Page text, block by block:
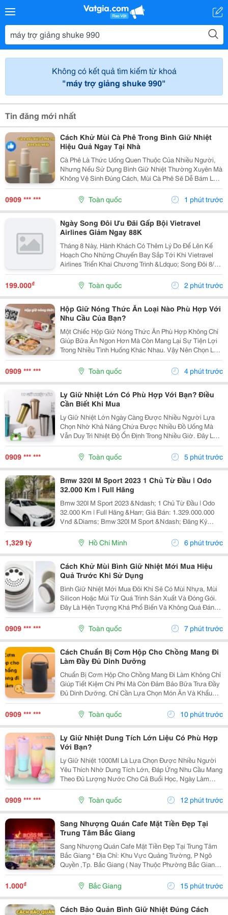
Không có kết quả tìm kiếm từ khoá
"máy trợ giảng shuke 990"
Tin đăng mới nhất
Cách Khử Mùi Cà Phê Trong Bình Giữ Nhiệt
Hiệu Quả Ngay Tại Nhà
Cà Phê Là Thức Uống Quen Thuộc Của Nhiều Người,
Nhưng Nếu Sử Dụng Bình Giữ Nhiệt Thường Xuyên Mà
Không Vệ Sinh Đúng Cách, Mùi Cà Phê Sẽ Dễ Bám Lại
Bên Trong Bình. Điều Này Không Chỉ Ảnh Hưởng Đến
Hương Vị Của Những Loại Đồ Uống Khác Mà Còn Tạo
0909 *** *** Toàn quốc 1 phút trước
Ngày Song Đôi Ưu Đãi Gấp Bội Vietravel
Airlines Giảm Ngay 88K
Tháng 8 Này, Hành Khách Có Thêm Lý Do Để Lên Kế
Hoạch Cho Những Chuyến Bay Sắp Tới Khi Vietravel
Airlines Triển Khai Chương Trình &Ldquo; Song Đôi 8/8
&Ndash; Bay Vui, Ưu Đãi Gấp Bội &Rdquo;. Với Mã Ưu
Đãi Vusongdoi08, Hành Khách Được Giảm Ngay...
199.000₫ Toàn quốc 2 phút trước
Hộp Giữ Nóng Thức Ăn Loại Nào Phù Hợp Với
Nhu Cầu Của Bạn?
Một Chiếc Hộp Giữ Nóng Thức Ăn Phù Hợp Không Chỉ
Giúp Bữa Ăn Ngon Hơn Mà Còn Mang Lại Sự Tiện Lợi
Trong Nhiều Tình Huống Khác Nhau. Vậy Nên Chọn Loại
Nào Để Đáp Ứng Đúng Nhu Cầu Sử Dụng Hằng Ngày?
1. Những Trường Hợp Nên Sử Dụng Hộp Giữ Nóng
Thức...
0909 *** *** Toàn quốc 4 phút trước
Ly Giữ Nhiệt Lớn Có Phù Hợp Với Bạn? Điều
Cần Biết Khi Mua
Ly Giữ Nhiệt Lớn Ngày Càng Được Nhiều Người Lựa
Chọn Nhờ Khả Năng Chứa Được Nhiều Đồ Uống Mà
Vẫn Duy Trì Nhiệt Độ Ổn Định Trong Nhiều Giờ. Đây Là
Sản Phẩm Phù Hợp Với Người Thường Xuyên Di
Chuyển, Làm Việc Ngoài Trời Hoặc Cần Bổ Sung Đủ
Nước Trong Cả...
0909 *** *** Toàn quốc 5 phút trước
Bmw 320I M Sport 2023 1 Chủ Từ Đầu | Odo
32.000 Km | Full Hãng
Bmw 320I M Sport 2023 &Ndash; 1 Chủ Từ Đầu | Odo
32.000 Km | Full Hãng &Harr; Giá Bán: 1.329.000.000
Vnđ &Diams; Bmw 320I M Sport &Ndash; Đăng Ký
11/2023 &Diams; Xe 1 Chủ Từ Đầu, Sử Dụng Kỹ, Giữ
Gìn Cẩn Thận &Diams; Odo: 32.000 Km &Diams; Bảo
Dưỡng...
1,329 tỷ Hồ Chí Minh 6 phút trước
Cách Khử Mùi Bình Giữ Nhiệt Mới Mua Hiệu
Quả Trước Khi Sử Dụng
Bình Giữ Nhiệt Mới Mua Đôi Khi Sẽ Có Mùi Nhựa, Mùi
Silicon Hoặc Mùi Từ Quá Trình Sản Xuất Và Đóng Gói.
Đây Là Hiện Tượng Khá Phổ Biến Và Không Quá Đáng
Lo Ngại Nếu Được Vệ Sinh Đúng Cách. Hãy Cùng Tìm
Hiểu Cách Khử Mùi Bình Giữ Nhiệt Mới Mua Đơn...
0909 *** *** Toàn quốc 7 phút trước
Cách Chuẩn Bị Cơm Hộp Cho Chồng Mang Đi
Làm Đầy Đủ Dinh Dưỡng
Chuẩn Bị Cơm Hộp Cho Chồng Mang Đi Làm Không Chỉ
Giúp Tiết Kiệm Chi Phí Mà Còn Đảm Bảo Bữa Trưa Đầy
Đủ Dinh Dưỡng. Chỉ Cần Lựa Chọn Món Ăn Và Khẩu
Phần Phù Hợp, Bạn Có Thể Giúp Bữa Ăn Mỗi Ngày Trở
Nên Ngon Miệng Và Đa Dạng Hơn. 1. Cách Xây Dựng
Cơm...
0909 *** *** Toàn quốc 10 phút trước
Ly Giữ Nhiệt Dung Tích Lớn Liệu Có Phù Hợp
Với Bạn?
Ly Giữ Nhiệt 1000Ml Là Lựa Chọn Được Nhiều Người
Yêu Thích Nhờ Dung Tích Lớn, Đáp Ứng Nhu Cầu Mang
Theo Đủ Lượng Nước Cho Cả Buổi Học, Ngày Làm
Việc Hoặc Những Chuyến Đi Dài. Hãy Cùng Cozycup
Tìm Hiểu Ngay Trong Bài Viết Dưới Đây. 1. Vì Sao Ly
0909 *** *** Toàn quốc 12 phút trước
Sang Nhượng Quán Cafe Mặt Tiền Đẹp Tại
Trung Tâm Bắc Giang
Sang Nhượng Quán Cafe Mặt Tiền Đẹp Tại Trung Tâm
Bắc Giang * Địa Chỉ: Khu Vực Quảng Trường, P Ngô
Quyền ,Tp. Bắc Giang ( Nay Thuộc Phường Bắc Giang *
Diện Tích: 115M&Sup2; - Thiết Kế: Quán 2 Tầng, Mặt
Bằng Rộng Rãi, Thoáng Đẹp - Vị Trí: Mặt Tiền...
1.000₫ Bắc Giang 15 phút trước
Cách Bảo Quản Bình Giữ Nhiệt Đúng Cách